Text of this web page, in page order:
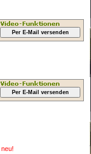
Per E-Mail versenden
Per E-Mail versenden
neu!